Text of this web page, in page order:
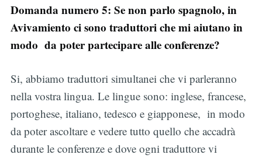
Domanda numero 5: Se non parlo spagnolo, in
Avivamiento ci sono traduttori che mi aiutano in
modo da poter partecipare alle conferenze?
Si, abbiamo traduttori simultanei che vi parleranno
nella vostra lingua. Le lingue sono: inglese, francese,
portoghese, italiano, tedesco e giapponese, in modo
da poter ascoltare e vedere tutto quello che accadrà
durante le conferenze e dove ogni traduttore vi